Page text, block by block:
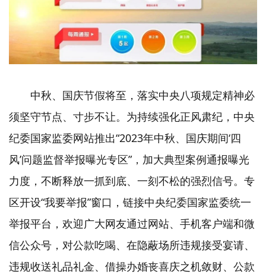
中秋、国庆节假将至，落实中央八项规定精神必
须坚守节点、寸步不让。为持续强化正风肃纪，中央
纪委国家监委网站推出“2023年中秋、国庆期间‘四
风’问题监督举报曝光专区”，加大典型案例通报曝光
力度，不断释放一抓到底、一刻不松的强烈信号。专
区开设“我要举报”窗口，链接中央纪委国家监委统一
举报平台，欢迎广大网友通过网站、手机客户端和微
信公众号，对公款吃喝、在隐蔽场所违规接受宴请、
违规收送礼品礼金、借操办婚丧喜庆之机敛财、公款